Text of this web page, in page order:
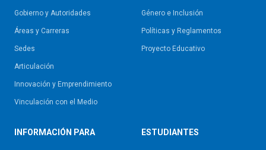
Gobierno y Autoridades​
Áreas y Carreras
Sedes
Articulación
Innovación y Emprendimiento
Vinculación con el Medio
Género e Inclusión
Políticas y Reglamentos​
Proyecto Educativo
INFORMACIÓN PARA ESTUDIANTES